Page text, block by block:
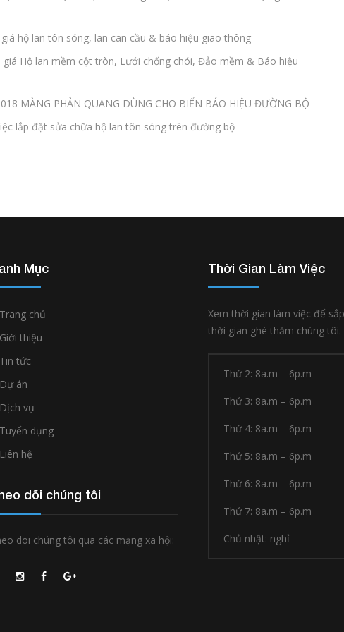
hộ lan tôn sóng, lan can cầu & báo hiệu giao thông
giá Hộ lan mềm cột tròn, Lưới chống chói, Đảo mềm & Báo hiệu
MÀNG PHẢN QUANG DÙNG CHO BIỂN BÁO HIỆU ĐƯỜNG BỘ
lắp đặt sửa chữa hộ lan tôn sóng trên đường bộ
Mục
Trang chủ
Giới thiệu
Tin tức
Dự án
Dịch vụ
Tuyển dụng
Liên hệ
dõi chúng tôi
dõi chúng tôi qua các mạng xã hội:
Thời Gian Làm Việc
Xem thời gian làm việc để
thời gian ghé thăm chúng tôi.
Thứ 2: 8a.m – 6p.m
Thứ 3: 8a.m – 6p.m
Thứ 4: 8a.m – 6p.m
Thứ 5: 8a.m – 6p.m
Thứ 6: 8a.m – 6p.m
Thứ 7: 8a.m – 6p.m
Chủ nhật: nghỉ